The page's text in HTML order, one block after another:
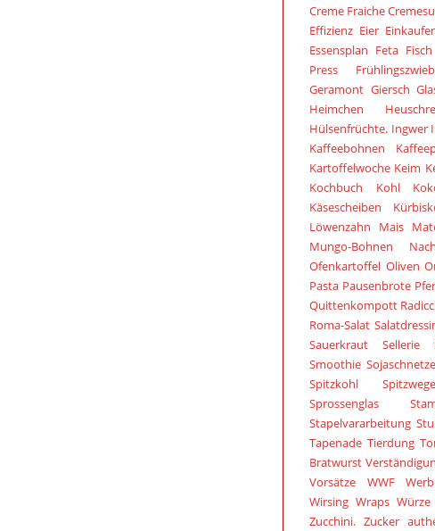
Creme Fraiche
Effizienz Eier
Essensplan Feta Fisch
Press
Geramont Giersch
Heimchen
Hülsenfrüchte. Ingwer
Kaffeebohnen
Kartoffelwoche Keim
Kochbuch
Kohl
Käsescheiben
Löwenzahn
Mais
Mungo-Bohnen
Ofenkartoffel Oliven
Pasta Pausenbrote
Quittenkompott
Roma-Salat
Sauerkraut
Sellerie
Smoothie
Spitzkohl
Sprossenglas
Stapelvararbeitung
Tapenade Tierdung
Bratwurst
Vorsätze
WWF
Wirsing Wraps Würze
Zucchini. Zucker